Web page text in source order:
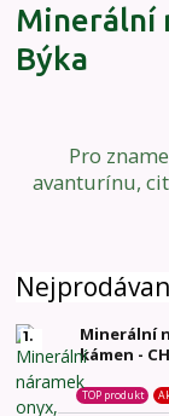
Minerální
Býka
Pro
avanturínu,
1.
Minerální
kámen -
TOP produkt